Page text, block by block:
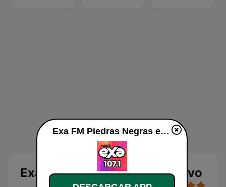
Exa FM Piedras Negras en vivo
Exa FM Piedras Negras en vivo